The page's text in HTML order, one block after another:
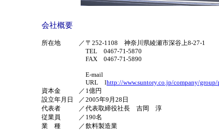
会社概要
所在地 ／ 〒252-1108 神奈川県綾瀬市深谷上8-27-1
TEL 0467-71-5870
FAX 0467-71-5890
E-mail
URL lhttp://www.suntory.co.jp/company/group/
資本金
／ 1億円
設立年月日
／ 2005年9月28日
代表者
／ 代表取締役社長 吉岡 淳
従業員
／ 190名
業 種
／ 飲料製造業